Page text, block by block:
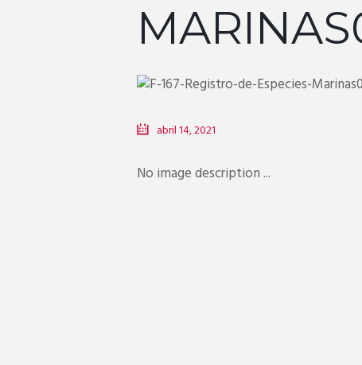
abril 14, 2021
No image description ...